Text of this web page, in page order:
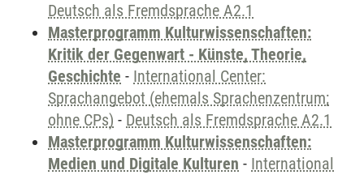
Deutsch als Fremdsprache A2.1
Masterprogramm Kulturwissenschaften:
Kritik der Gegenwart - Künste, Theorie,
Geschichte - International Center:
Sprachangebot (ehemals Sprachenzentrum;
ohne CPs) - Deutsch als Fremdsprache A2.1
Masterprogramm Kulturwissenschaften:
Medien und Digitale Kulturen - International